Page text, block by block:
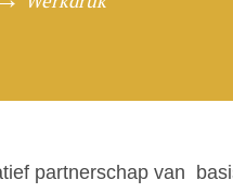
partnerschap van